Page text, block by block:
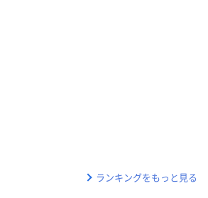
ランキングをもっと見る